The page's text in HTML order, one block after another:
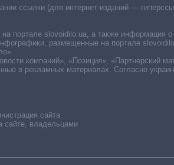
сайта
сайте, владельцами
ссылки (для интернет-изданий —
портале slovoidilo.ua, а также информация о
размещенные на портале
компаний», «Позиция», «Партнерский
в рекламных материалах. Согласно